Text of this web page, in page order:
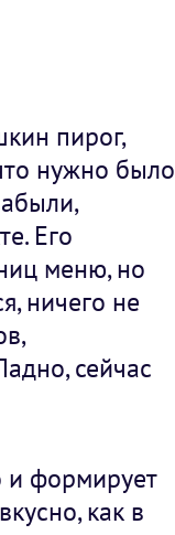
пирог,
нужно было
Его
меню, но
ничего не
сейчас
и формирует
как в